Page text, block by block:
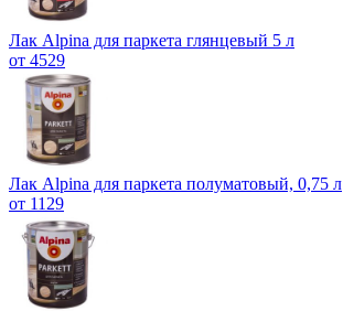
Лак Alpina для паркета глянцевый 5 л
от 4529
Лак Alpina для паркета полуматовый, 0,75 л
от 1129